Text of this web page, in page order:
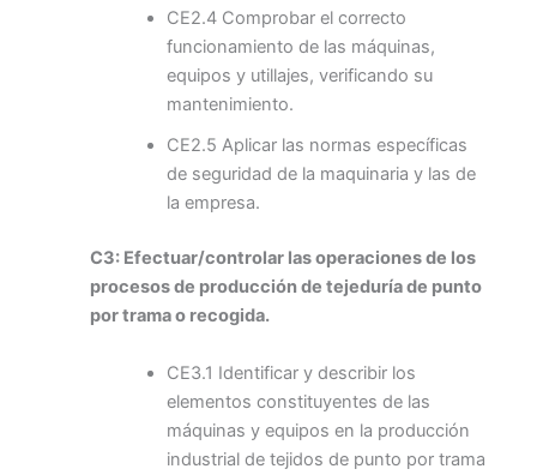
CE2.4 Comprobar el correcto
funcionamiento de las máquinas,
equipos y utillajes, verificando su
mantenimiento.
CE2.5 Aplicar las normas específicas
de seguridad de la maquinaria y las de
la empresa.
C3: Efectuar/controlar las operaciones de los
procesos de producción de tejeduría de punto
por trama o recogida.
CE3.1 Identificar y describir los
elementos constituyentes de las
máquinas y equipos en la producción
industrial de tejidos de punto por trama